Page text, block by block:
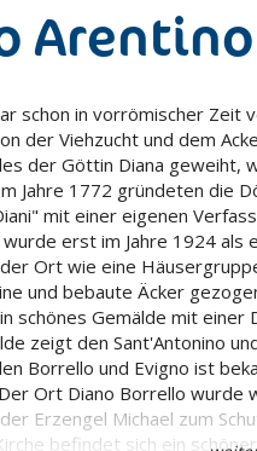
Arentino
schon in vorrömischer Zeit
der Viehzucht und dem
der Göttin Diana geweiht,
Jahre 1772 gründeten die
mit einer eigenen
erst im Jahre 1924 als
Ort wie eine
und bebaute Äcker
schönes Gemälde mit einer
zeigt den Sant'Antonino
Borrello und Evigno ist
Ort Diano Borrello wurde
Erzengel Michael zum
befindet sich ein